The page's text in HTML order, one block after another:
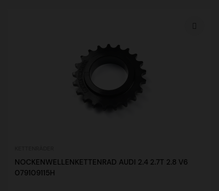
NOCKENWELLENKETTENRAD AUDI 2.4 2.7T 2.8 V6
079109115H